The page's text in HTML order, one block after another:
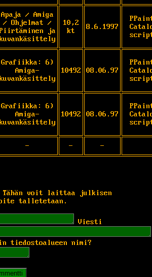
Apaja / Amiga
/ Ohjelmat /
ja
10,2
kt
8.6.1997
Grafiikka: 6)
Amiga-
10492 08.06.97
Grafiikka: 6)
Amiga-
10492 08.06.97
- - -
Tähän voit laittaa julkisen
talletetaan.
Viesti
tiedostoalueen nimi?